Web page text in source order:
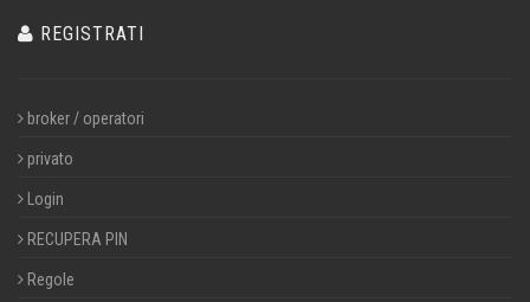
REGISTRATI
broker / operatori
privato
Login
RECUPERA PIN
Regole